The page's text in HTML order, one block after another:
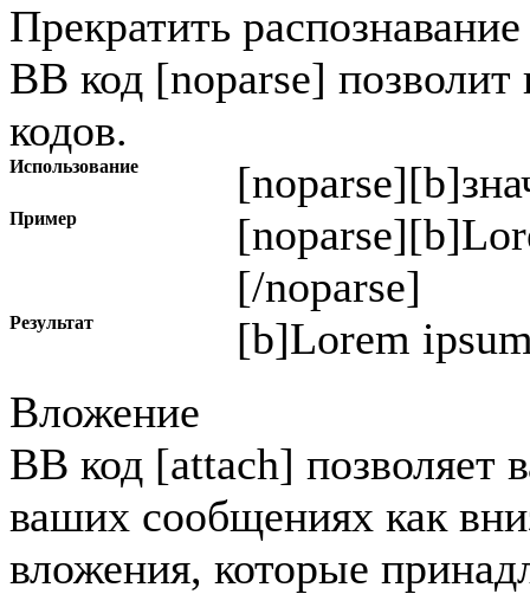
Прекратить
BB код [noparse]
кодов.
Использование [noparse]
Пример
[/noparse]
Результат
[b]Lorem
Вложение
BB код [attach] позволяет
ваших сообщениях как
вложения, которые